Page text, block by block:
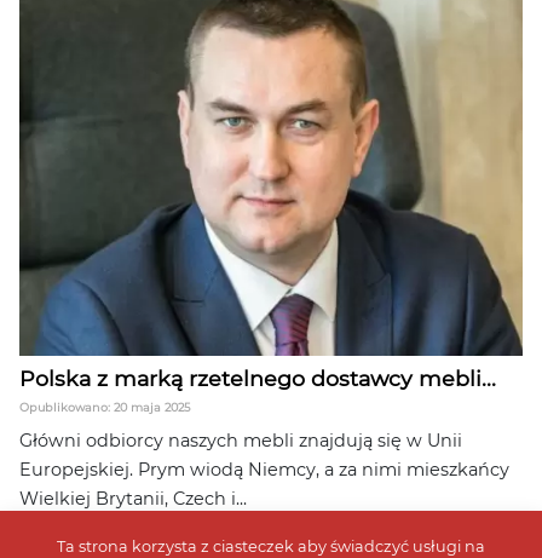
Polska z marką rzetelnego dostawcy mebli...
Opublikowano: 20 maja 2025
Główni odbiorcy naszych mebli znajdują się w Unii
Europejskiej. Prym wiodą Niemcy, a za nimi mieszkańcy
Wielkiej Brytanii, Czech i...
Ta strona korzysta z ciasteczek aby świadczyć usługi na